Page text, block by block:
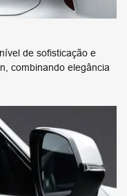
de sofisticação e
combinando elegância